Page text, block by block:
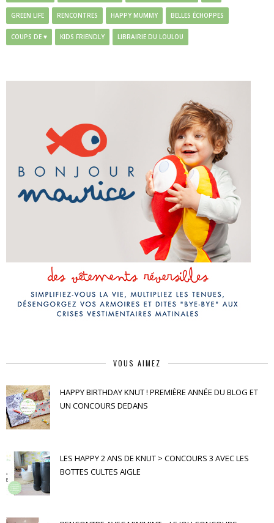
GREEN LIFE RENCONTRES HAPPY MUMMY BELLES ÉCHOPPES
COUPS DE ♥ KIDS FRIENDLY LIBRAIRIE DU LOULOU
VOUS AIMEZ
HAPPY BIRTHDAY KNUT ! PREMIÈRE ANNÉE DU BLOG ET
UN CONCOURS DEDANS
LES HAPPY 2 ANS DE KNUT > CONCOURS 3 AVEC LES
BOTTES CULTES AIGLE